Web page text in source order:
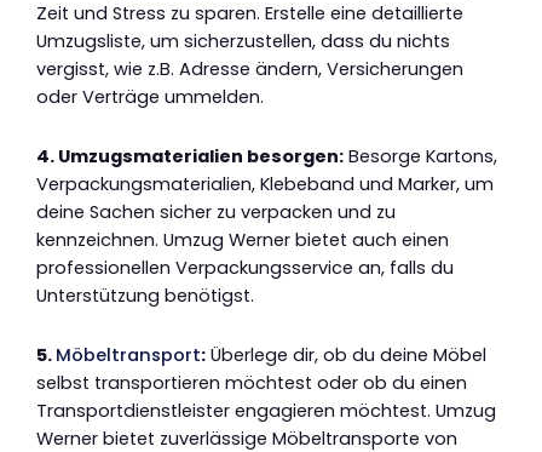
Zeit und Stress zu sparen. Erstelle eine detaillierte
Umzugsliste, um sicherzustellen, dass du nichts
vergisst, wie z.B. Adresse ändern, Versicherungen
oder Verträge ummelden.
4. Umzugsmaterialien besorgen: Besorge Kartons,
Verpackungsmaterialien, Klebeband und Marker, um
deine Sachen sicher zu verpacken und zu
kennzeichnen. Umzug Werner bietet auch einen
professionellen Verpackungsservice an, falls du
Unterstützung benötigst.
5. Möbeltransport: Überlege dir, ob du deine Möbel
selbst transportieren möchtest oder ob du einen
Transportdienstleister engagieren möchtest. Umzug
Werner bietet zuverlässige Möbeltransporte von